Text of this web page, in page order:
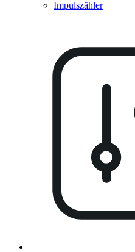
Impulszähler